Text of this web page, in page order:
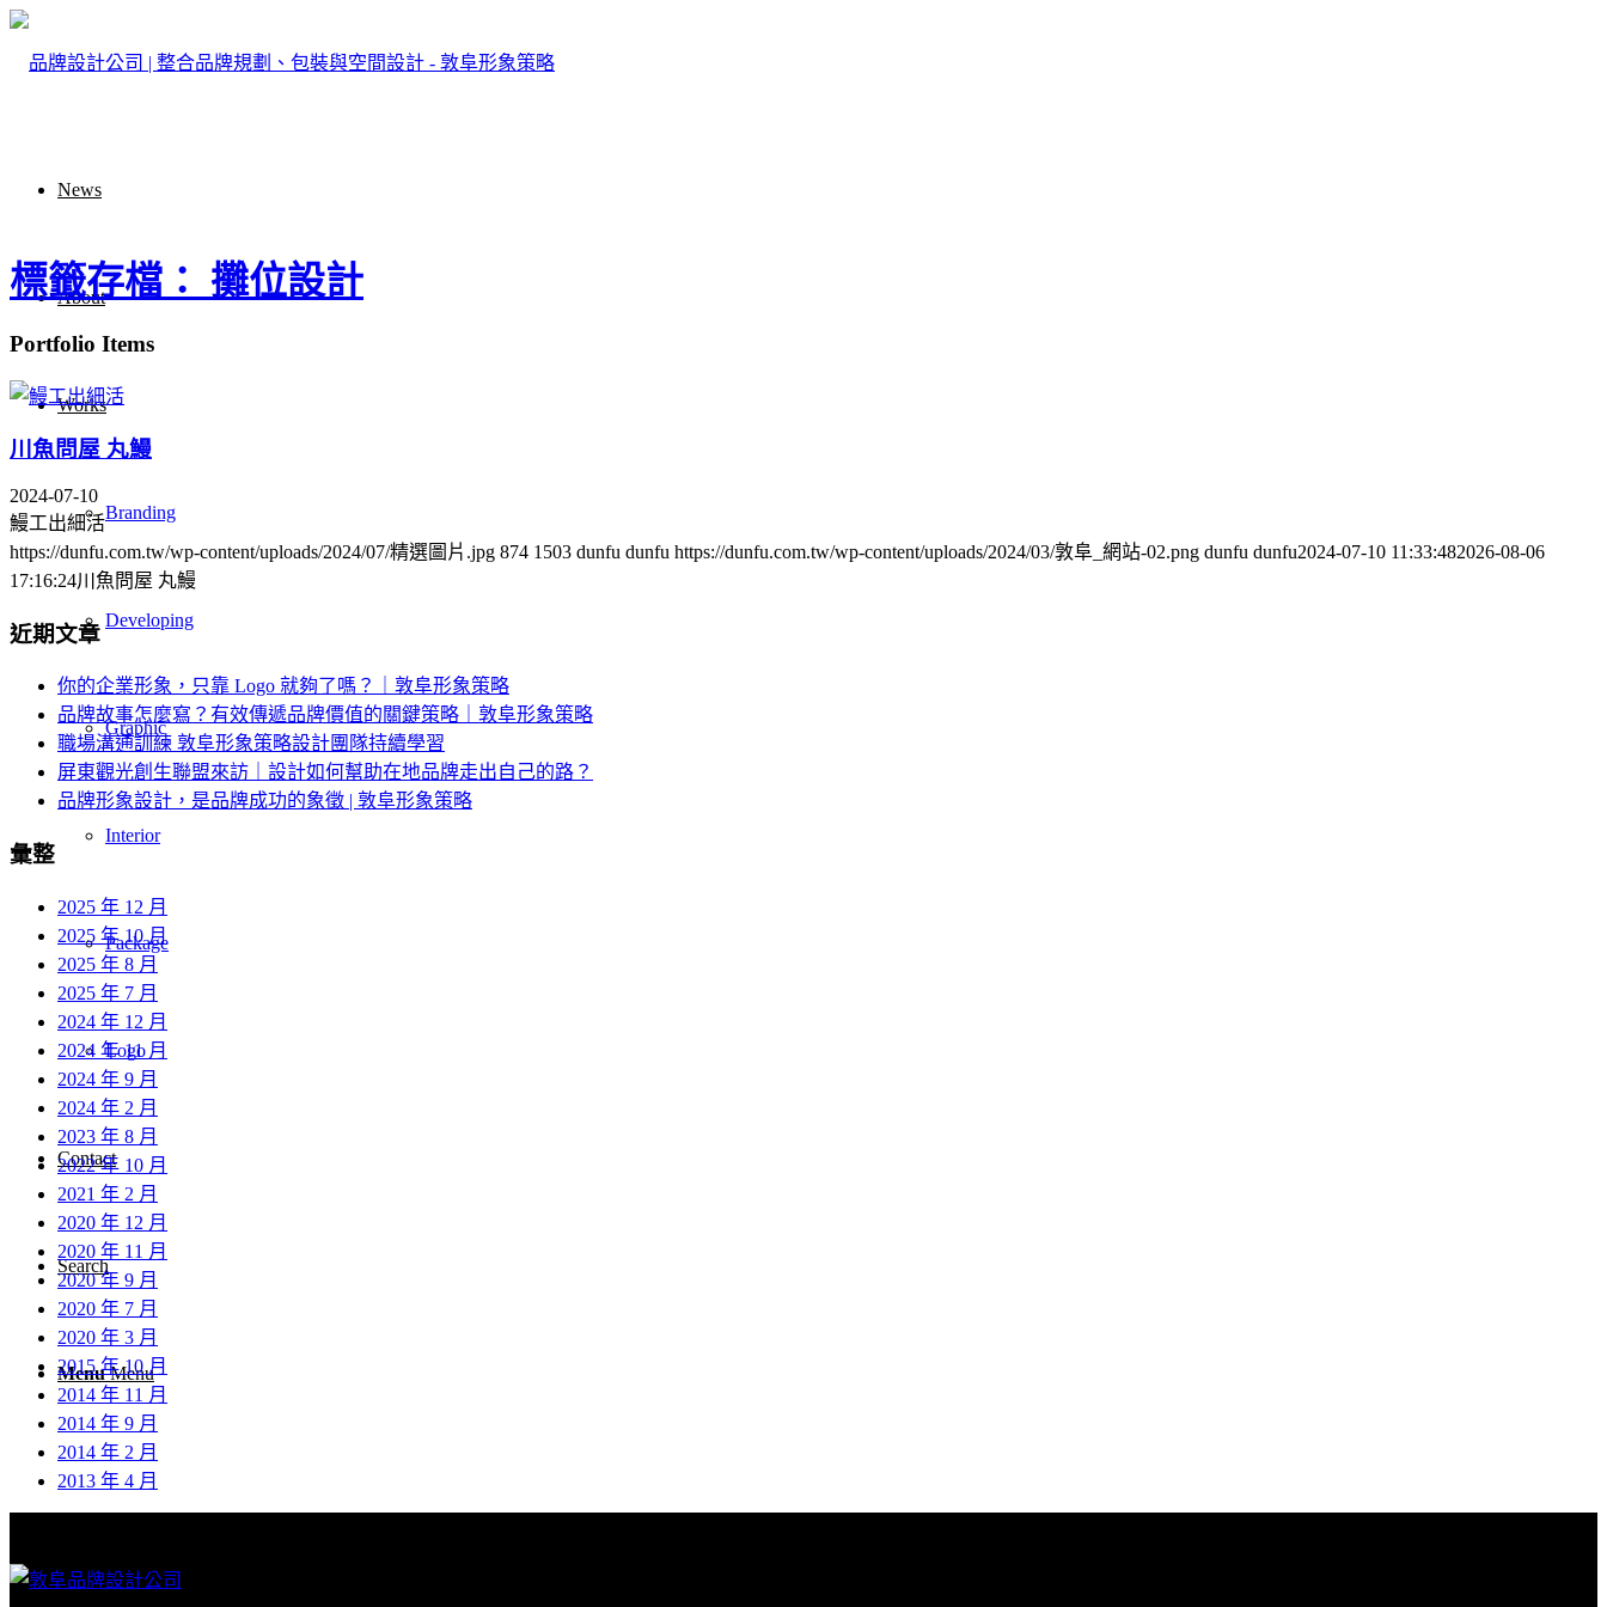
News
About
Works
Branding
Developing
Graphic
Interior
Package
Logo
Contact
Search
Menu Menu
標籤存檔： 攤位設計
Portfolio Items
川魚問屋 丸鰻
2024-07-10
鰻工出細活
https://dunfu.com.tw/wp-content/uploads/2024/07/精選圖片.jpg 874 1503 dunfu dunfu https://dunfu.com.tw/wp-content/uploads/2024/03/敦阜_網站-02.png dunfu dunfu2024-07-10 11:33:482026-08-06
17:16:24川魚問屋 丸鰻
近期文章
你的企業形象，只靠 Logo 就夠了嗎？｜敦阜形象策略
品牌故事怎麼寫？有效傳遞品牌價值的關鍵策略｜敦阜形象策略
職場溝通訓練 敦阜形象策略設計團隊持續學習
屏東觀光創生聯盟來訪｜設計如何幫助在地品牌走出自己的路？
品牌形象設計，是品牌成功的象徵 | 敦阜形象策略
彙整
2025 年 12 月
2025 年 10 月
2025 年 8 月
2025 年 7 月
2024 年 12 月
2024 年 11 月
2024 年 9 月
2024 年 2 月
2023 年 8 月
2022 年 10 月
2021 年 2 月
2020 年 12 月
2020 年 11 月
2020 年 9 月
2020 年 7 月
2020 年 3 月
2015 年 10 月
2014 年 11 月
2014 年 9 月
2014 年 2 月
2013 年 4 月